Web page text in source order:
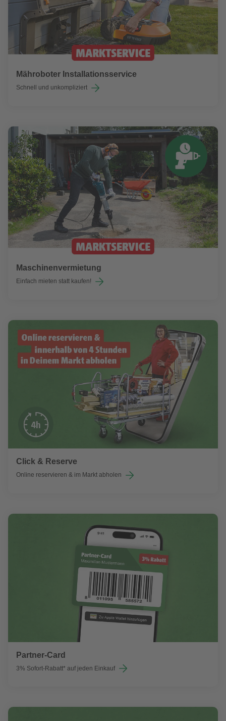
Mähroboter Installationsservice
Schnell und unkompliziert
Maschinenvermietung
Einfach mieten statt kaufen!
Click & Reserve
Online reservieren & im Markt abholen
Partner-Card
3% Sofort-Rabatt* auf jeden Einkauf